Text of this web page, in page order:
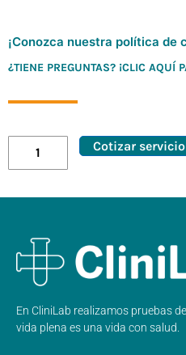
¡Conozca nuestra política de
¿TIENE PREGUNTAS? ¡CLIC AQUÍ
Cotizar servicio
En CliniLab realizamos pruebas
vida plena es una vida con salud.